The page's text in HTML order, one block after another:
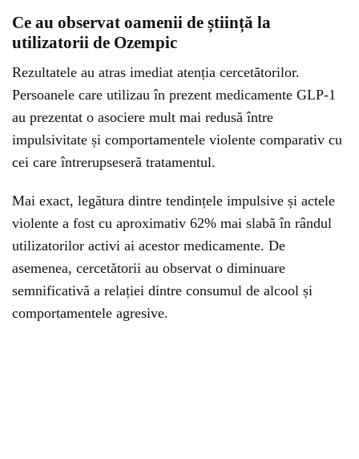
Ce au observat oamenii de știință la
utilizatorii de Ozempic
Rezultatele au atras imediat atenția cercetătorilor.
Persoanele care utilizau în prezent medicamente GLP-1
au prezentat o asociere mult mai redusă între
impulsivitate și comportamentele violente comparativ cu
cei care întrerupseseră tratamentul.
Mai exact, legătura dintre tendințele impulsive și actele
violente a fost cu aproximativ 62% mai slabă în rândul
utilizatorilor activi ai acestor medicamente. De
asemenea, cercetătorii au observat o diminuare
semnificativă a relației dintre consumul de alcool și
comportamentele agresive.